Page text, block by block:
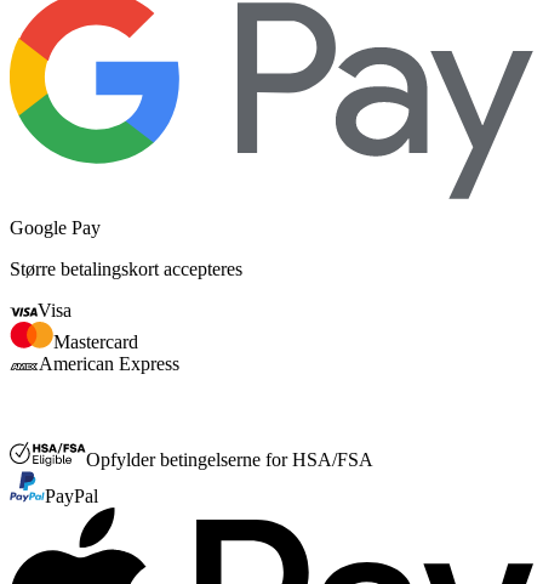
Google Pay
Større betalingskort accepteres
Visa
Mastercard
American Express
Opfylder betingelserne for HSA/FSA
PayPal